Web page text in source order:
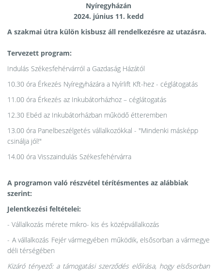
Nyíregyházán
2024. június 11. kedd
A szakmai útra külön kisbusz áll rendelkezésre az utazásra.
Tervezett program:
Indulás Székesfehérvárról a Gazdaság Házától
10.30 óra Érkezés Nyíregyházára a Nyírlift Kft-hez - céglátogatás
11.00 óra Érkezés az Inkubátorházhoz – céglátogatás
12.30 Ebéd az Inkubátorházban működő étteremben
13.00 óra Panelbeszélgetés vállalkozókkal - "Mindenki másképp
csinálja jól!"
14.00 óra Visszaindulás Székesfehérvárra
A programon való részvétel térítésmentes az alábbiak
szerint:
Jelentkezési feltételei:
- Vállalkozás mérete mikro- kis és középvállalkozás
- A vállalkozás Fejér vármegyében működik, elsősorban a vármegye
déli térségében
Kizáró tényező: a támogatási szerződés előírása, hogy elsősorban